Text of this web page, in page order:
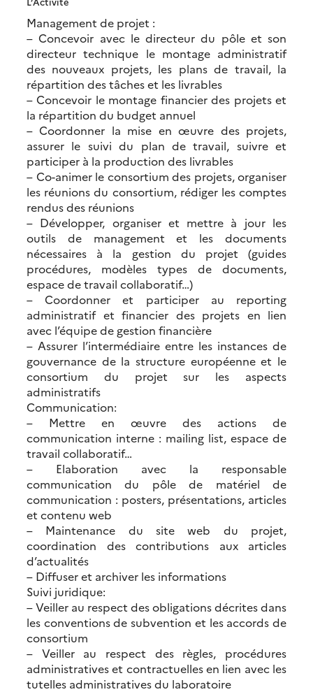
Management de projet :
– Concevoir avec le directeur du pôle et son
directeur technique le montage administratif
des nouveaux projets, les plans de travail, la
répartition des tâches et les livrables
– Concevoir le montage financier des projets et
la répartition du budget annuel
– Coordonner la mise en œuvre des projets,
assurer le suivi du plan de travail, suivre et
participer à la production des livrables
– Co-animer le consortium des projets, organiser
les réunions du consortium, rédiger les comptes
rendus des réunions
– Développer, organiser et mettre à jour les
outils de management et les documents
nécessaires à la gestion du projet (guides
procédures, modèles types de documents,
espace de travail collaboratif…)
– Coordonner et participer au reporting
administratif et financier des projets en lien
avec l’équipe de gestion financière
– Assurer l’intermédiaire entre les instances de
gouvernance de la structure européenne et le
consortium du projet sur les aspects
administratifs
Communication:
– Mettre en œuvre des actions de
communication interne : mailing list, espace de
travail collaboratif…
– Elaboration avec la responsable
communication du pôle de matériel de
communication : posters, présentations, articles
et contenu web
– Maintenance du site web du projet,
coordination des contributions aux articles
d’actualités
– Diffuser et archiver les informations
Suivi juridique:
– Veiller au respect des obligations décrites dans
les conventions de subvention et les accords de
consortium
– Veiller au respect des règles, procédures
administratives et contractuelles en lien avec les
tutelles administratives du laboratoire